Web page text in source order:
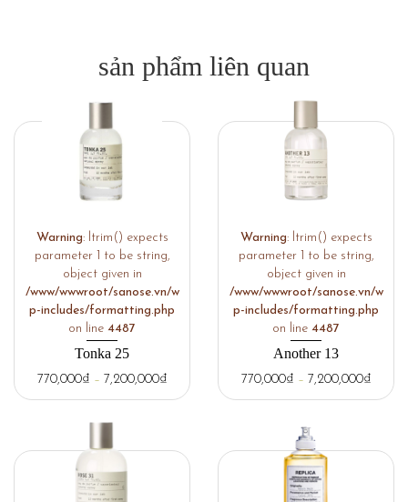
sản phẩm liên quan
Warning: ltrim() expects
parameter 1 to be string,
object given in
/www/wwwroot/sanose.vn/w
p-includes/formatting.php
on line 4487
Tonka 25
770,000₫ – 7,200,000₫
Warning: ltrim() expects
parameter 1 to be string,
object given in
/www/wwwroot/sanose.vn/w
p-includes/formatting.php
on line 4487
Another 13
770,000₫ – 7,200,000₫